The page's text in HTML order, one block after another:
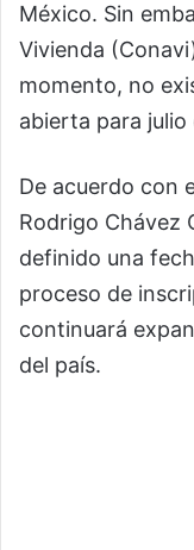
México. Sin
Vivienda
momento, no
abierta para julio
De acuerdo con
Rodrigo Chávez
definido una
proceso de
continuará
del país.